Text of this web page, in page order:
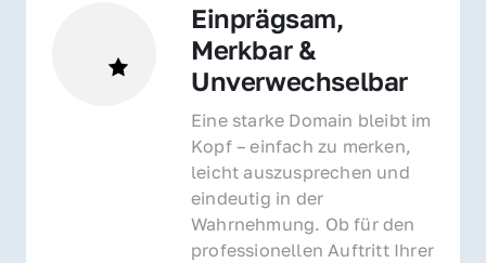
Einprägsam,
Merkbar &
Unverwechselbar
Eine starke Domain bleibt im
Kopf – einfach zu merken,
leicht auszusprechen und
eindeutig in der
Wahrnehmung. Ob für den
professionellen Auftritt Ihrer